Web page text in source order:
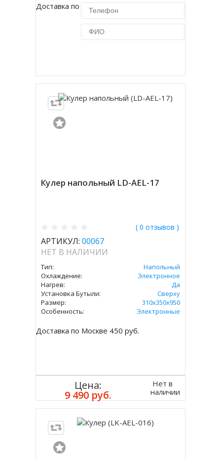
Доставка по Москве 450 руб.
Кулер напольный LD-AEL-17
( 0 отзывов )
АРТИКУЛ: 00067
НЕТ В НАЛИЧИИ
Тип:
Напольный
Охлаждение:
Электронное
Нагрев:
Да
Установка Бутыли:
Сверху
Размер:
310х350х950
Особенность:
Электронные
Доставка по Москве 450 руб.
Цена:
9 490 руб.
Нет в
наличии